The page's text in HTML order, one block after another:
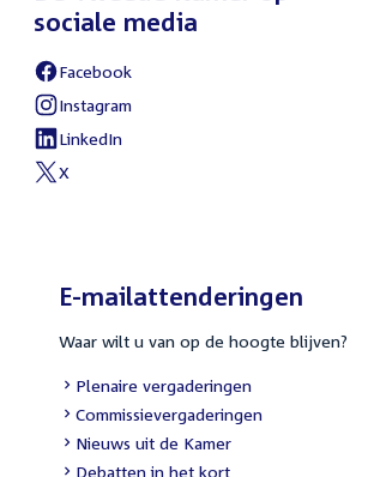
sociale media
Facebook
Instagram
LinkedIn
X
E-mailattenderingen
Waar wilt u van op de hoogte blijven?
Plenaire vergaderingen
Commissievergaderingen
Nieuws uit de Kamer
Debatten in het kort